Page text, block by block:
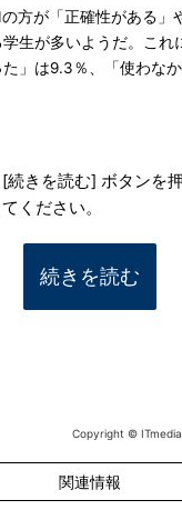
方が「正確性がある」
生が多いようだ。これ
」は9.3％、「使わな
続きを読む] ボタンを
ください。
続きを読む
Copyright ©
関連情報